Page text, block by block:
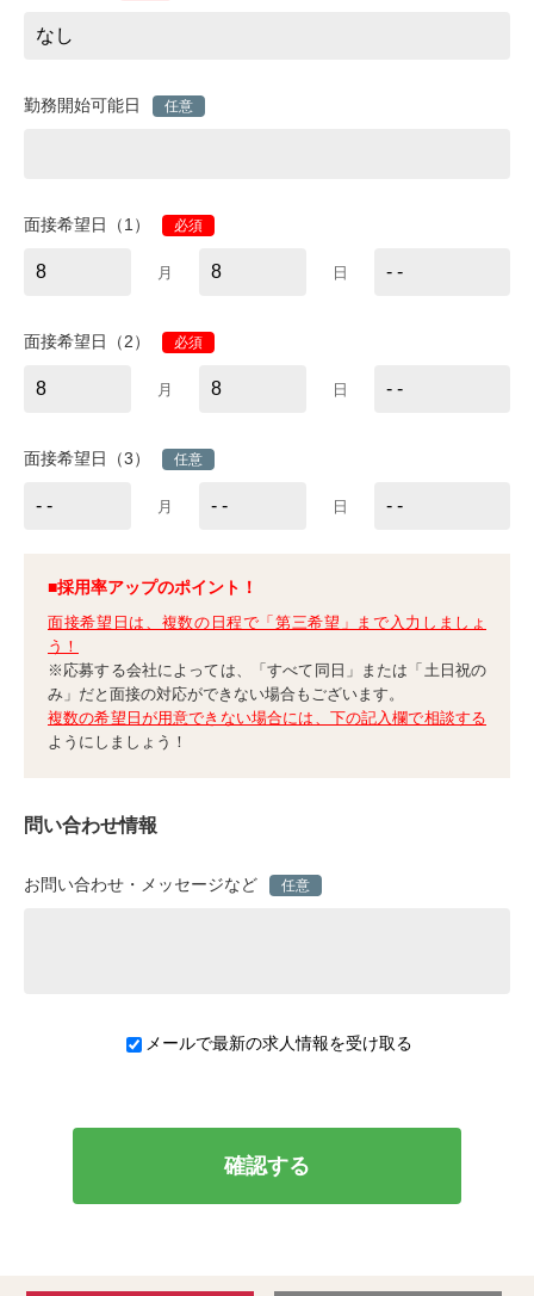
勤務開始可能日 任意
面接希望日（1） 必須
月 日
面接希望日（2） 必須
月 日
面接希望日（3） 任意
月 日
■採用率アップのポイント！
面接希望日は、複数の日程で「第三希望」まで入力しましょ
う！
※応募する会社によっては、「すべて同日」または「土日祝の
み」だと面接の対応ができない場合もございます。
複数の希望日が用意できない場合には、下の記入欄で相談する
ようにしましょう！
問い合わせ情報
お問い合わせ・メッセージなど 任意
メールで最新の求人情報を受け取る
確認する